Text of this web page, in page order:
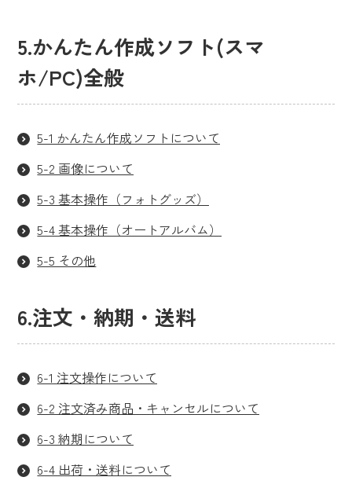
5.かんたん作成ソフト(スマ
ホ/PC)全般
5-1 かんたん作成ソフトについて
5-2 画像について
5-3 基本操作（フォトグッズ）
5-4 基本操作（オートアルバム）
5-5 その他
6.注文・納期・送料
6-1 注文操作について
6-2 注文済み商品・キャンセルについて
6-3 納期について
6-4 出荷・送料について